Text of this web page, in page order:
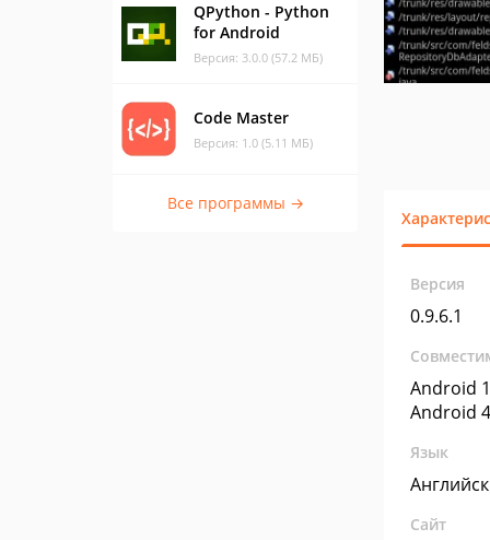
QPython - Python
for Android
Версия: 3.0.0 (57.2 МБ)
Code Master
Версия: 1.0 (5.11 МБ)
Все программы →
Версия
0.9.6.1
Android
Android
Язык
Сайт